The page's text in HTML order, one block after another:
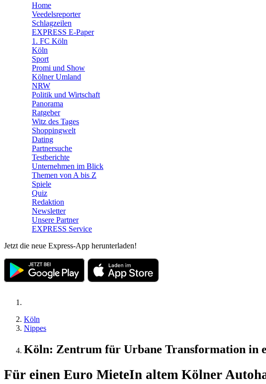
🛒 Shoppingwelt
🧩 Spiele
Home
Veedelsreporter
Schlagzeilen
EXPRESS E-Paper
1. FC Köln
Köln
Sport
Promi und Show
Kölner Umland
NRW
Politik und Wirtschaft
Panorama
Ratgeber
Witz des Tages
Shoppingwelt
Dating
Partnersuche
Testberichte
Unternehmen im Blick
Themen von A bis Z
Spiele
Quiz
Redaktion
Newsletter
Unsere Partner
EXPRESS Service
Jetzt die neue Express-App herunterladen!
Köln
Nippes
Köln: Zentrum für Urbane Transformation in
Für einen Euro MieteIn altem Kölner